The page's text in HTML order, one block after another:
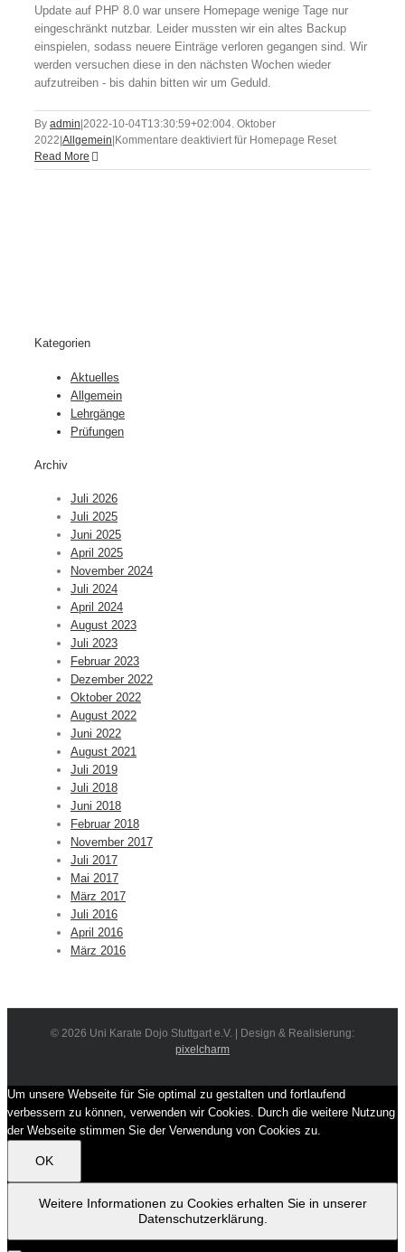
Update auf PHP 8.0 war unsere Homepage wenige Tage nur
eingeschränkt nutzbar. Leider mussten wir ein altes Backup
einspielen, sodass neuere Einträge verloren gegangen sind. Wir
werden versuchen diese in den nächsten Wochen wieder
aufzutreiben - bis dahin bitten wir um Geduld.
By admin 2022-10-04T13:30:59+02:004. Oktober
2022 Allgemein Kommentare deaktiviertfür Homepage Reset
Read More
Kategorien
Aktuelles
Allgemein
Lehrgänge
Prüfungen
Archiv
Juli 2026
Juli 2025
Juni 2025
April 2025
November 2024
Juli 2024
April 2024
August 2023
Juli 2023
Februar 2023
Dezember 2022
Oktober 2022
August 2022
Juni 2022
August 2021
Juli 2019
Juli 2018
Juni 2018
Februar 2018
November 2017
Juli 2017
Mai 2017
März 2017
Juli 2016
April 2016
März 2016
© 2026 Uni Karate Dojo Stuttgart e.V. | Design & Realisierung:
pixelcharm
Um unsere Webseite für Sie optimal zu gestalten und fortlaufend
verbessern zu können, verwenden wir Cookies. Durch die weitere Nutzung
der Webseite stimmen Sie der Verwendung von Cookies zu.
OK
Weitere Informationen zu Cookies erhalten Sie in unserer
Datenschutzerklärung.